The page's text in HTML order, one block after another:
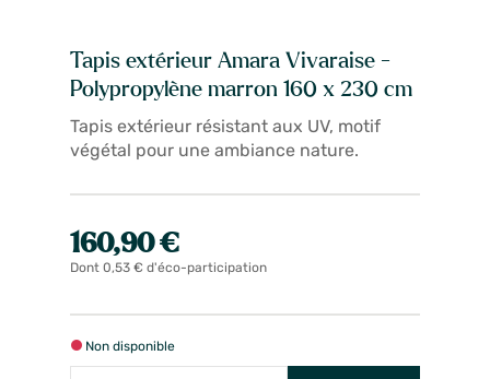
Tapis extérieur Amara Vivaraise -
Polypropylène marron 160 x 230 cm
Tapis extérieur résistant aux UV, motif
végétal pour une ambiance nature.
160,90 €
Dont 0,53 € d'éco-participation
Non disponible